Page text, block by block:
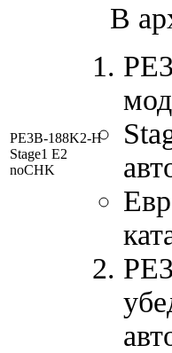
PE3B-188K2-H
Stage1 E2
noCHK
В